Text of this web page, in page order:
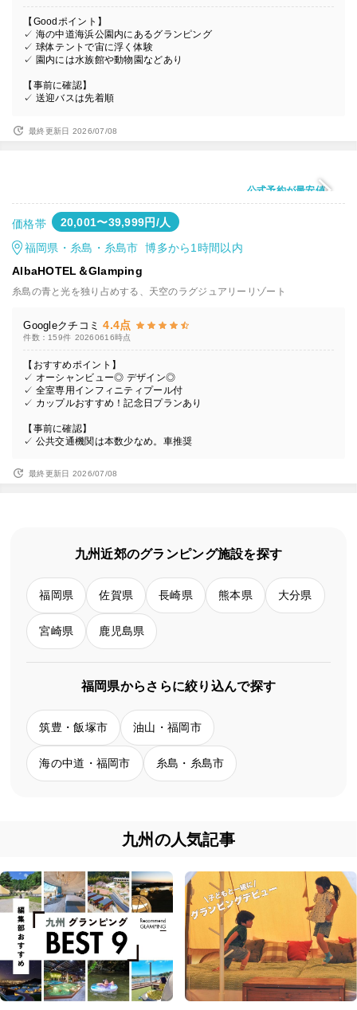
【Goodポイント】
✓ 海の中道海浜公園内にあるグランピング
✓ 球体テントで宙に浮く体験
✓ 園内には水族館や動物園などあり
【事前に確認】
✓ 送迎バスは先着順
最終更新日 2026/07/08
公式予約が最安値
価格帯 20,001〜39,999円/人
福岡県・糸島・糸島市 博多から1時間以内
AlbaHOTEL＆Glamping
糸島の青と光を独り占めする、天空のラグジュアリーリゾート
Googleクチコミ 4.4点
件数：159件 20260616時点
【おすすめポイント】
✓ オーシャンビュー◎ デザイン◎
✓ 全室専用インフィニティプール付
✓ カップルおすすめ！記念日プランあり
【事前に確認】
✓ 公共交通機関は本数少なめ。車推奨
最終更新日 2026/07/08
九州近郊のグランピング施設を探す
福岡県 佐賀県 長崎県 熊本県 大分県
宮崎県 鹿児島県
福岡県からさらに絞り込んで探す
筑豊・飯塚市 油山・福岡市
海の中道・福岡市 糸島・糸島市
九州の人気記事